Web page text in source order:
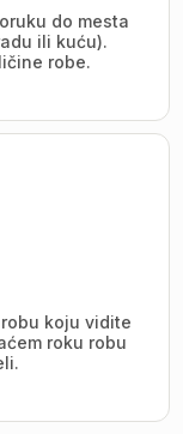
do mesta
ili kuću).
robe.
koju vidite
roku robu